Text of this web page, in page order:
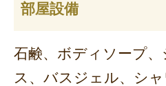
せん。
部屋設備
石鹸、ボディソープ
ス、バスジェル、シ